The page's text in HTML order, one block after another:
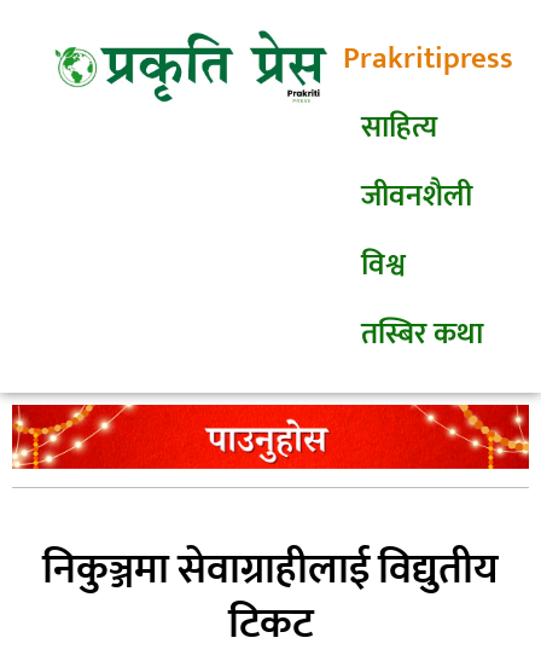
Prakritipress
साहित्य
जीवनशैली
विश्व
तस्बिर कथा
निकुञ्जमा सेवाग्राहीलाई विद्युतीय
टिकट